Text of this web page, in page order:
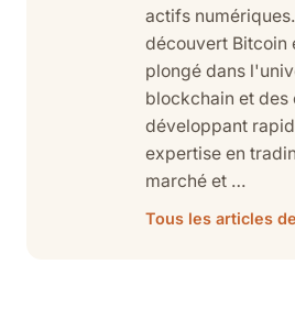
actifs
découvert Bitcoin
plongé dans
blockchain et
développant
expertise en
marché et …
Tous les articles